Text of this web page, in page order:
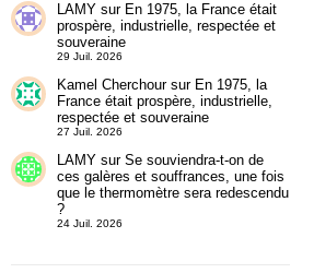
LAMYsur En 1975, la France était
prospère, industrielle, respectée et
souveraine
29 Juil. 2026
Kamel Cherchoursur En 1975, la
France était prospère, industrielle,
respectée et souveraine
27 Juil. 2026
LAMYsur Se souviendra-t-on de
ces galères et souffrances, une fois
que le thermomètre sera redescendu
?
24 Juil. 2026